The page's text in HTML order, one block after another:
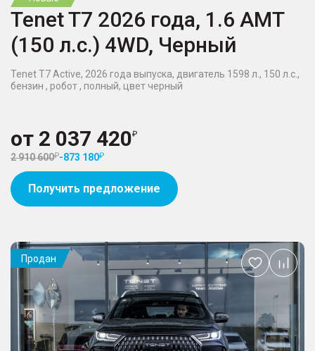
Tenet T7 2026 года, 1.6 AMT
(150 л.с.) 4WD, Черный
Tenet T7 Active, 2026 года выпуска, двигатель 1598 л., 150 л.с.,
бензин , робот , полный, цвет черный
от 2 037 420
2 910 600 -873 180
Получить предложение
Продан
Добавить
в
избранное